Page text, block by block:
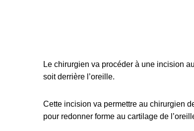
Le chirurgien va procéder à une incision
soit derrière l’oreille.
Cette incision va permettre au chirurgien
pour redonner forme au cartilage de